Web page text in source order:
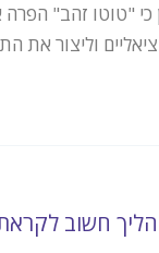
כי "טוטו זהב"
וליצור